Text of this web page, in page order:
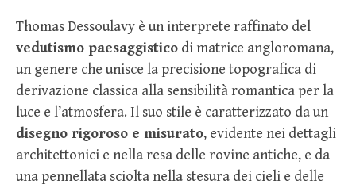
Thomas Dessoulavy è un interprete raffinato del
vedutismo paesaggistico di matrice angloromana,
un genere che unisce la precisione topografica di
derivazione classica alla sensibilità romantica per la
luce e l’atmosfera. Il suo stile è caratterizzato da un
disegno rigoroso e misurato, evidente nei dettagli
architettonici e nella resa delle rovine antiche, e da
una pennellata sciolta nella stesura dei cieli e delle